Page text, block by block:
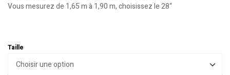
Vous mesurez de 1,65 m à 1,90 m, choisissez le 28“
Taille